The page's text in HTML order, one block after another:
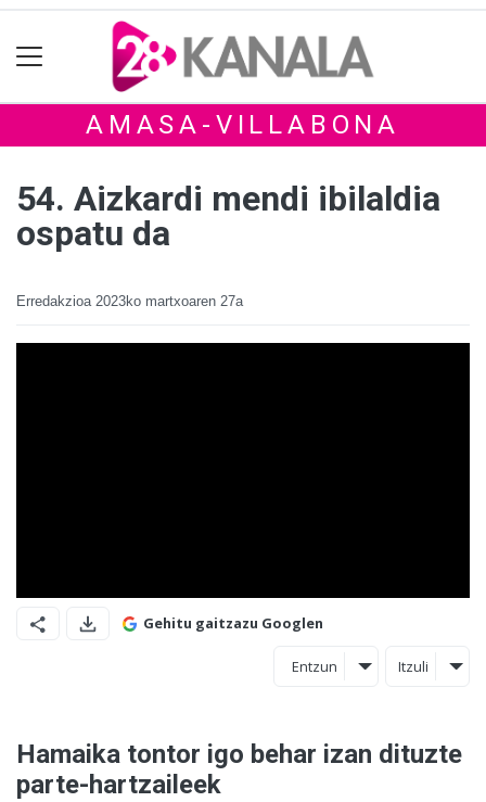
AMASA-VILLABONA
54. Aizkardi mendi ibilaldia
ospatu da
Erredakzioa 2023ko martxoaren 27a
Gehitu gaitzazu Googlen
Entzun Itzuli
Hamaika tontor igo behar izan dituzte
parte-hartzaileek